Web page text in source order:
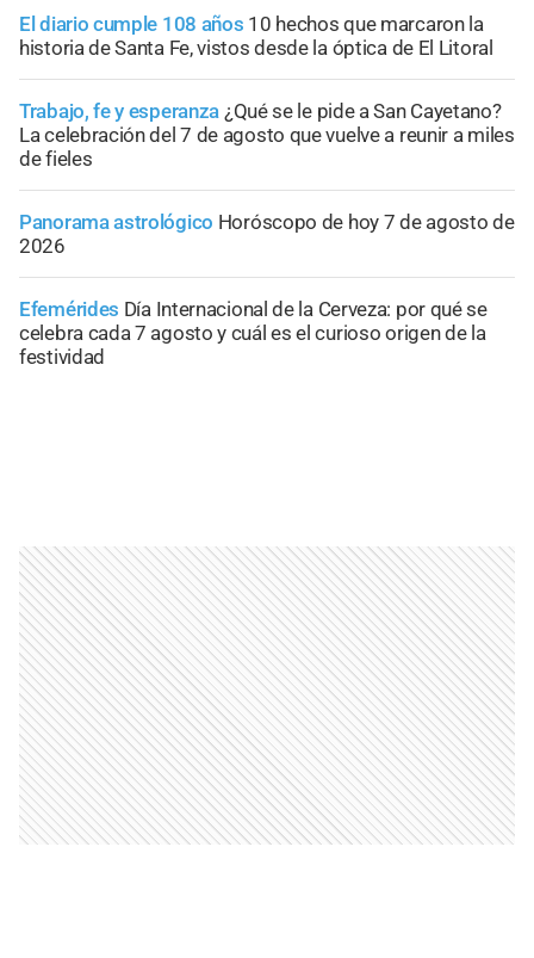
El diario cumple 108 años 10 hechos que marcaron la
historia de Santa Fe, vistos desde la óptica de El Litoral
Trabajo, fe y esperanza ¿Qué se le pide a San Cayetano?
La celebración del 7 de agosto que vuelve a reunir a miles
de fieles
Panorama astrológico Horóscopo de hoy 7 de agosto de
2026
Efemérides Día Internacional de la Cerveza: por qué se
celebra cada 7 agosto y cuál es el curioso origen de la
festividad